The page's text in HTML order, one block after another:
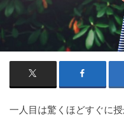
一人目は驚くほどすぐに